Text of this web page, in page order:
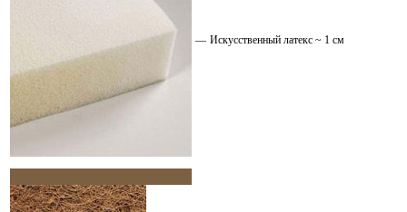
— Искусственный латекс ~ 1 см